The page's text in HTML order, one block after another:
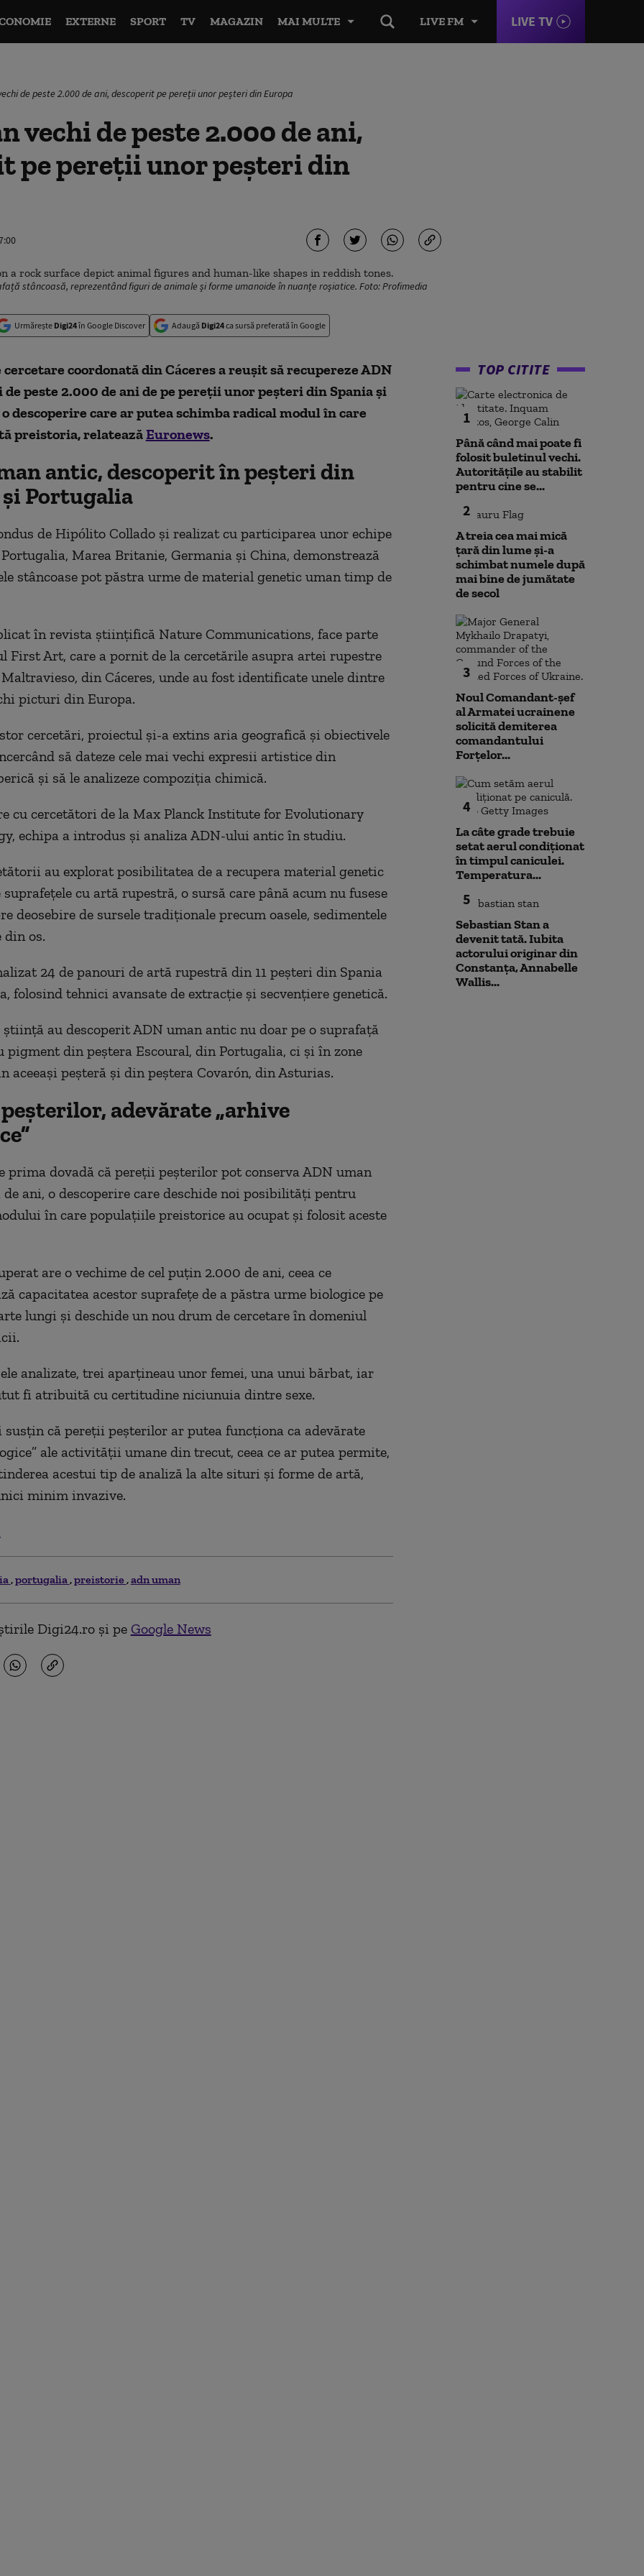
LIVE FM LIVE TV
EXTERNE SPORT TV MAGAZIN MAI MULTE
de peste 2.000 de ani, descoperit pe pereții unor peșteri din Europa
vechi de peste 2.000 de ani,
pe pereții unor peșteri din
stâncoasă, reprezentând figuri de animale și forme umanoide în nuanțe roșiatice. Foto: Profimedia
Urmărește Digi24în Google Discover Adaugă Digi24ca sursă preferată în Google
cercetare coordonată din Cáceres a reușit să recupereze ADN
de peste 2.000 de ani de pe pereții unor peșteri din Spania și
descoperire care ar putea schimba radical modul în care
preistoria, relateazăEuronews.
antic, descoperit în peșteri din
și Portugalia
de Hipólito Collado și realizat cu participarea unor echipe
Marea Britanie, Germania și China, demonstrează
stâncoase pot păstra urme de material genetic uman timp de
în revista științifică Nature Communications, face parte
First Art, care a pornit de la cercetările asupra artei rupestre
din Cáceres, unde au fost identificate unele dintre
picturi din Europa.
cercetări, proiectul și-a extins aria geografică și obiectivele
să dateze cele mai vechi expresii artistice din
și să le analizeze compoziția chimică.
cu cercetători de la Max Planck Institute for Evolutionary
echipa a introdus și analiza ADN-ului antic în studiu.
au explorat posibilitatea de a recupera material genetic
cu artă rupestră, o sursă care până acum nu fusese
deosebire de sursele tradiționale precum oasele, sedimentele
din os.
24 de panouri de artă rupestră din 11 peșteri din Spania
folosind tehnici avansate de extracție și secvențiere genetică.
știință au descoperit ADN uman antic nu doar pe o suprafață
pigment din peștera Escoural, din Portugalia, ci și în zone
aceeași peșteră și din peștera Covarón, din Asturias.
adevărate „arhive
prima dovadă că pereții peșterilor pot conserva ADN uman
ani, o descoperire care deschide noi posibilități pentru
în care populațiile preistorice au ocupat și folosit aceste
are o vechime de cel puțin 2.000 de ani, ceea ce
capacitatea acestor suprafețe de a păstra urme biologice pe
lungi și deschide un nou drum de cercetare în domeniul
analizate, trei aparțineau unor femei, una unui bărbat, iar
fi atribuită cu certitudine niciunuia dintre sexe.
susțin că pereții peșterilor ar putea funcționa ca adevărate
ale activității umane din trecut, ceea ce ar putea permite,
acestui tip de analiză la alte situri și forme de artă,
minim invazive.
portugalia preistorie adn uman
Digi24.ro și pe Google News
TOP CITITE
1
Până când mai poate fi
folosit buletinul vechi.
Autoritățile au stabilit
pentru cine se...
2
A treia cea mai mică
țară din lume și-a
schimbat numele după
mai bine de jumătate
de secol
3
Noul Comandant-șef
al Armatei ucrainene
solicită demiterea
comandantului
Forțelor...
4
La câte grade trebuie
setat aerul condiționat
în timpul caniculei.
Temperatura...
5
Sebastian Stan a
devenit tată. Iubita
actorului originar din
Constanța, Annabelle
Wallis...